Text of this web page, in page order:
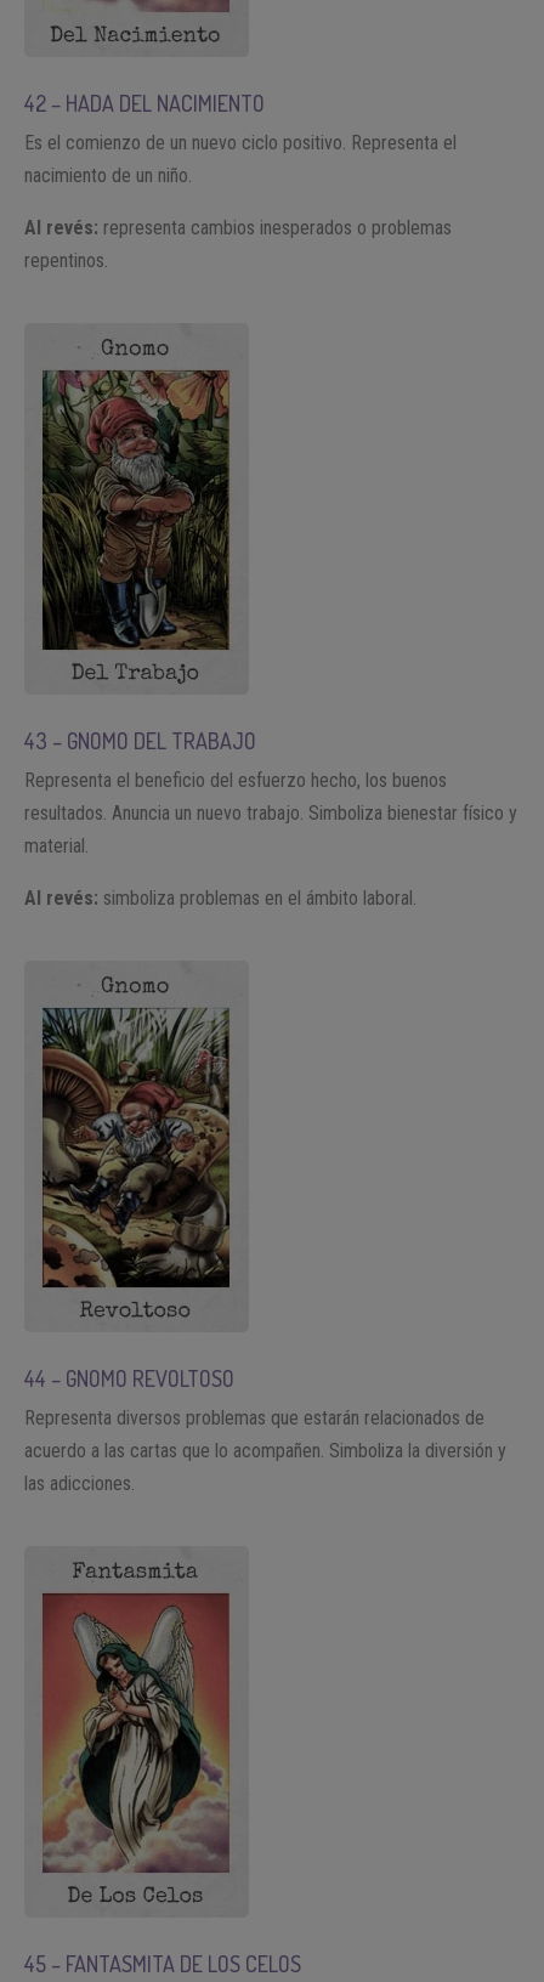
42 – HADA DEL NACIMIENTO
Es el comienzo de un nuevo ciclo positivo. Representa el
nacimiento de un niño.
Al revés: representa cambios inesperados o problemas
repentinos.
43 – GNOMO DEL TRABAJO
Representa el beneficio del esfuerzo hecho, los buenos
resultados. Anuncia un nuevo trabajo. Simboliza bienestar físico y
material.
Al revés: simboliza problemas en el ámbito laboral.
44 – GNOMO REVOLTOSO
Representa diversos problemas que estarán relacionados de
acuerdo a las cartas que lo acompañen. Simboliza la diversión y
las adicciones.
45 – FANTASMITA DE LOS CELOS